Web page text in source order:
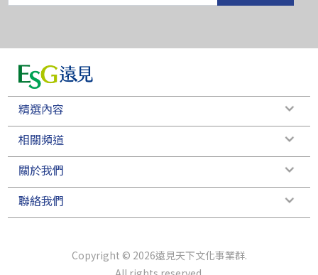
精選內容
相關頻道
關於我們
聯絡我們
Copyright © 2026遠見天下文化事業群.